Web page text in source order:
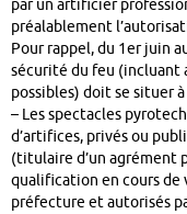
par un artificier
préalablement
Pour rappel, du 1er juin
sécurité du feu (incluant
possibles) doit se situer à
– Les spectacles
d’artifices, privés ou
(titulaire d’un agrément
qualification en cours de
préfecture et autorisés